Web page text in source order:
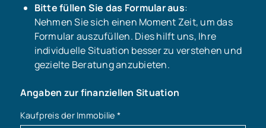
Bitte füllen Sie das Formular aus:
Nehmen Sie sich einen Moment Zeit, um das
Formular auszufüllen. Dies hilft uns, Ihre
individuelle Situation besser zu verstehen und
gezielte Beratung anzubieten.
Angaben zur finanziellen Situation
Kaufpreis der Immobilie *